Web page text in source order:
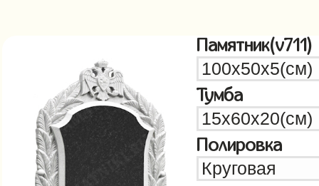
Памятник(v711)
Тумба
Полировка